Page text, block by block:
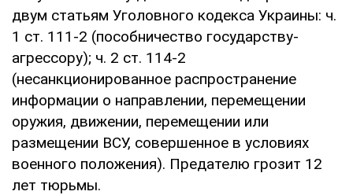
двум статьям Уголовного кодекса Украины: ⁠ч.
1 ст. 111-2 (пособничество государству-
агрессору); ⁠ч. 2 ст. 114-2
(несанкционированное распространение
информации о направлении, перемещении
оружия, движении, перемещении или
размещении ВСУ, совершенное в условиях
военного положения). Предателю грозит 12
лет тюрьмы.